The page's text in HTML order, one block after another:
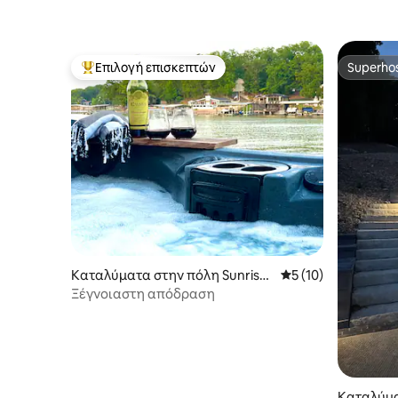
Κορυφαία επιλογή επισκεπτών
Επιλογή επισκεπτών
Καταλύματα στην πόλη Sunrise
Beach
Μέση βαθμολογία:
5 (10)
Ξέγνοιαστη απόδραση